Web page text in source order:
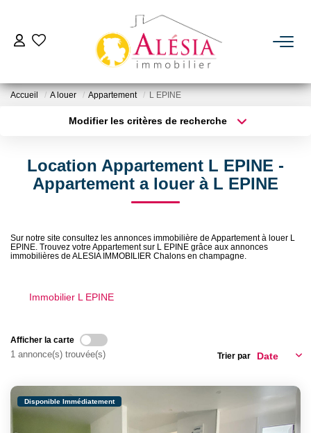
ACHETER
NOTRE AGENCE
Accueil A louer Appartement L EPINE
Modifier les critères de recherche
Sélectionnez...
Type de bien
Surface min
Créer une alerte
Location Appartement L EPINE -
Appartement a louer à L EPINE
Sur notre site consultez les annonces immobilière de Appartement à louer L
EPINE. Trouvez votre Appartement sur L EPINE grâce aux annonces
immobilières de ALESIA IMMOBILIER Chalons en champagne.
Immobilier L EPINE
Afficher la carte
1 annonce(s) trouvée(s) Trier par
Disponible Immédiatement